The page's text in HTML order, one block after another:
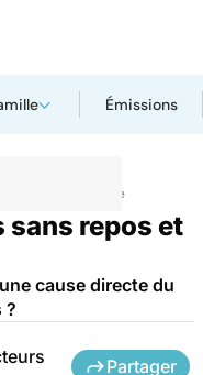
Émissions
Maladie orpheline
sans repos et
cause directe du
?
Partager